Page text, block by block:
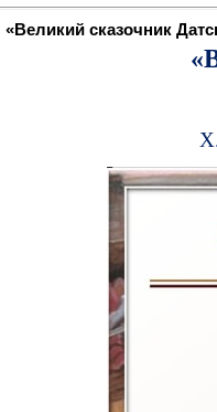
«Великий сказочник